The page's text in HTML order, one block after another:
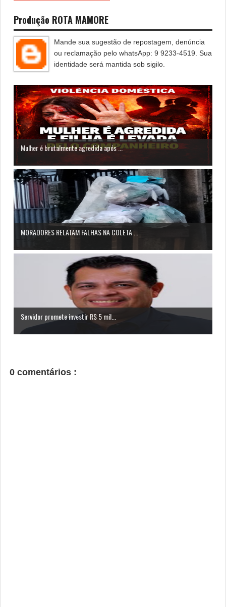
Produção ROTA MAMORE
Mande sua sugestão de repostagem, denúncia
ou reclamação pelo whatsApp: 9 9233-4519. Sua
identidade será mantida sob sigilo.
Mulher é brutalmente agredida após ...
MORADORES RELATAM FALHAS NA COLETA ...
Servidor promete investir R$ 5 mil...
0 comentários :